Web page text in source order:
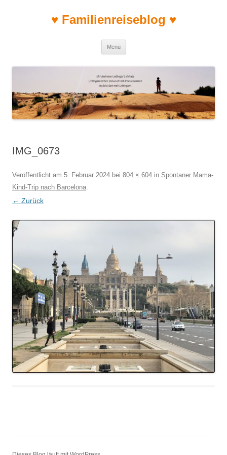
♥ Familienreiseblog ♥
Menü
IMG_0673
Veröffentlicht am 5. Februar 2024 bei 804 × 604 in Spontaner Mama-
Kind-Trip nach Barcelona.
← Zurück